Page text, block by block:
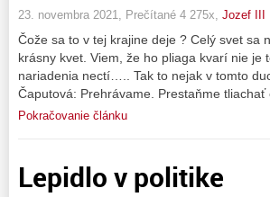
23. novembra 2021, Prečítané 4 275x, Jozef III
Čože sa to v tej krajine deje ? Celý svet
krásny kvet. Viem, že ho pliaga kvarí nie
nariadenia nectí….. Tak to nejak v tomto
Čaputová: Prehrávame. Prestaňme
Pokračovanie článku
Lepidlo v politike